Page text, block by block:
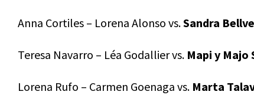
Anna Cortiles – Lorena Alonso vs.Sandra
Teresa Navarro – Léa Godallier vs. Mapi y Majo
Lorena Rufo – Carmen Goenaga vs. Marta